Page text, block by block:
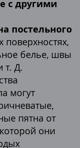
с другими
постельного
поверхностях,
белье, швы
т. Д.
могут
пятна от
они